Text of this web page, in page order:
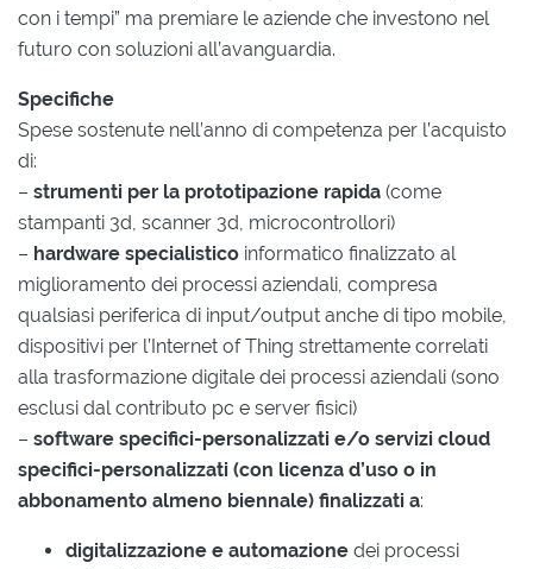
con i tempi” ma premiare le aziende che investono nel
futuro con soluzioni all’avanguardia.
Specifiche
Spese sostenute nell’anno di competenza per l’acquisto
di:
– strumenti per la prototipazione rapida (come
stampanti 3d, scanner 3d, microcontrollori)
– hardware specialistico informatico finalizzato al
miglioramento dei processi aziendali, compresa
qualsiasi periferica di input/output anche di tipo mobile,
dispositivi per l’Internet of Thing strettamente correlati
alla trasformazione digitale dei processi aziendali (sono
esclusi dal contributo pc e server fisici)
– software specifici-personalizzati e/o servizi cloud
specifici-personalizzati (con licenza d’uso o in
abbonamento almeno biennale) finalizzati a:
digitalizzazione e automazione dei processi